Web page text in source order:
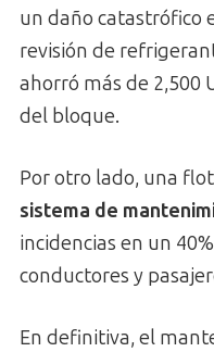
un daño catastrófico
revisión de
ahorró más de 2,500
del bloque.
Por otro lado, una
sistema de
incidencias en un
conductores y
En definitiva, el